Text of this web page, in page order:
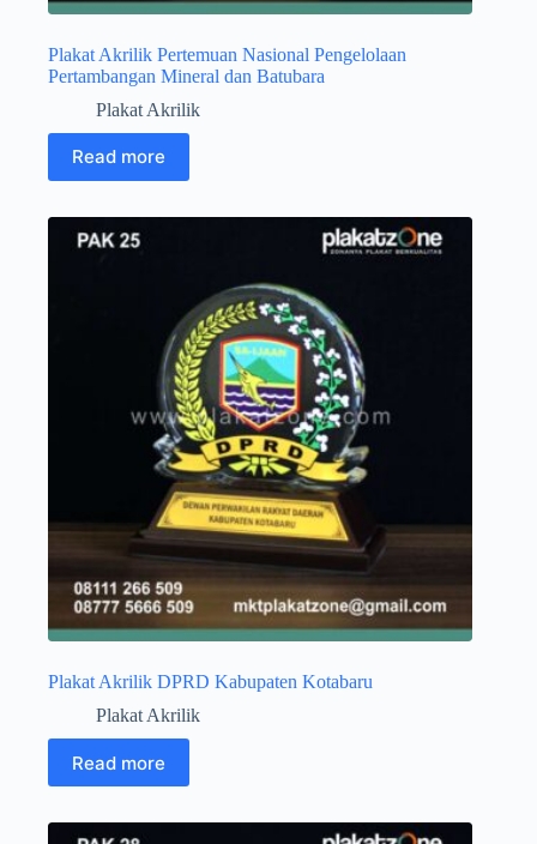
Plakat Akrilik Pertemuan Nasional Pengelolaan
Pertambangan Mineral dan Batubara
Plakat Akrilik
Read more
Plakat Akrilik DPRD Kabupaten Kotabaru
Plakat Akrilik
Read more